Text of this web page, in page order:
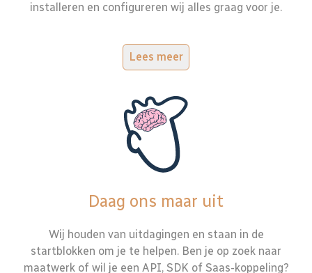
installeren en configureren wij alles graag voor je.
Lees meer
Daag ons maar uit
Wij houden van uitdagingen en staan in de
startblokken om je te helpen. Ben je op zoek naar
maatwerk of wil je een API, SDK of Saas-koppeling?